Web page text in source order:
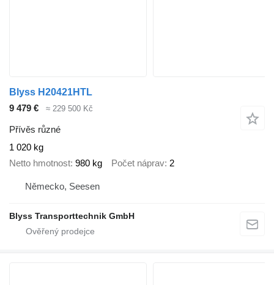
Blyss H20421HTL
9 479 €
≈ 229 500 Kč
Přívěs různé
1 020 kg
Netto hmotnost 980 kg Počet náprav 2
Německo, Seesen
Blyss Transporttechnik GmbH